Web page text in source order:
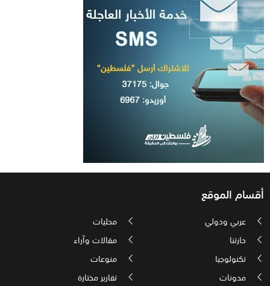
أقسام الموقع
عربي ودولي
محليات
حارتنا
مقالات وآراء
تكنولوجيا
منوعات
مدونات
تقارير مختارة